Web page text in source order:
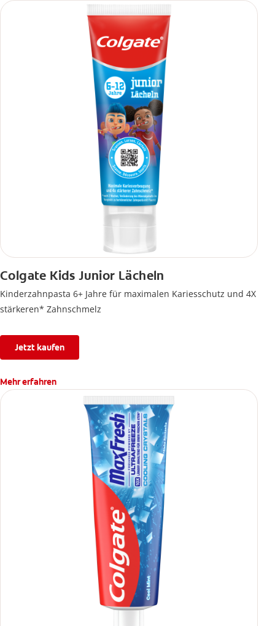
Colgate Kids Junior Lächeln
Kinderzahnpasta 6+ Jahre für maximalen Kariesschutz und 4X
stärkeren* Zahnschmelz
Jetzt kaufen
Mehr erfahren